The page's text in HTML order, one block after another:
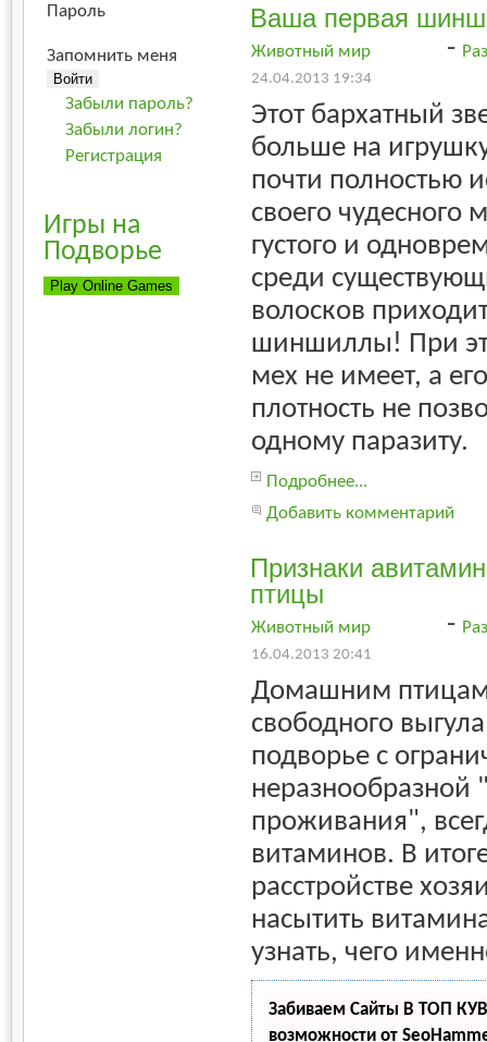
Пароль
Запомнить меня
Забыли пароль?
Забыли логин?
Регистрация
Игры на
Подворье
Ваша первая
Животный мир -
24.04.2013 19:34
Этот бархатный
больше на
почти полностью
своего чудесного
густого и
среди
волосков
шиншиллы! При
мех не имеет, а
плотность не
одному паразиту.
Подробнее...
Добавить комментарий
Признаки
птицы
Животный мир -
16.04.2013 20:41
Домашним
свободного
подворье с
неразнообразной
проживания",
витаминов. В
расстройстве
насытить
узнать, чего
Забиваем Сайты В ТОП
возможности от